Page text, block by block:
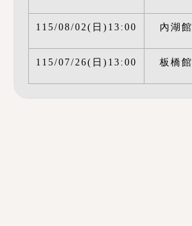
115/08/02(日)13:00 內湖館
115/07/26(日)13:00 板橋館